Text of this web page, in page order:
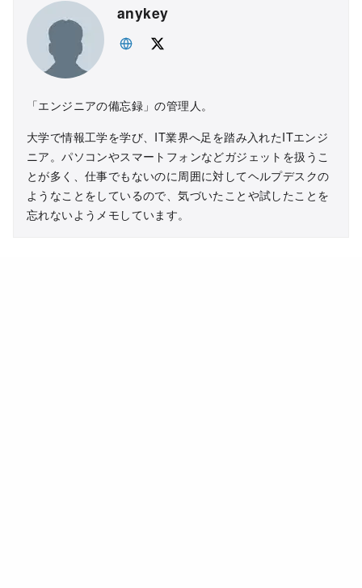
anykey
「エンジニアの備忘録」の管理人。
大学で情報工学を学び、IT業界へ足を踏み入れたITエンジ
ニア。パソコンやスマートフォンなどガジェットを扱うこ
とが多く、仕事でもないのに周囲に対してヘルプデスクの
ようなことをしているので、気づいたことや試したことを
忘れないようメモしています。